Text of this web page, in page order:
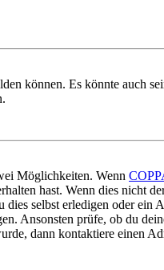
können. Es könnte auch
Möglichkeiten. Wenn
hast. Wenn dies nicht
selbst erledigen oder ein
Ansonsten prüfe, ob du
dann kontaktiere einen